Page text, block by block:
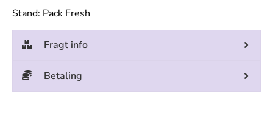
Stand: Pack Fresh
Fragt info
Betaling